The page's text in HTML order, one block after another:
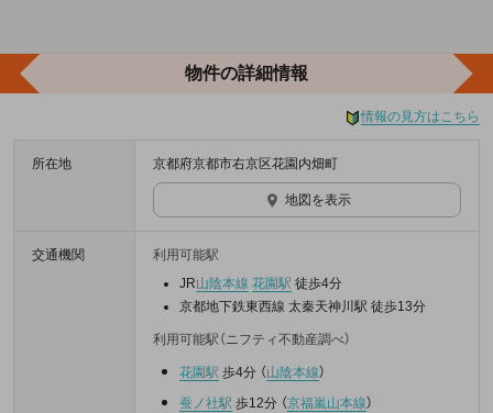
物件の詳細情報
情報の見方はこちら
所在地 京都府京都市右京区花園内畑町
地図を表示
交通機関
利用可能駅
JR山陰本線 花園駅 徒歩4分
京都地下鉄東西線 太秦天神川駅 徒歩13分
利用可能駅（ニフティ不動産調べ）
花園駅 歩4分 （山陰本線）
蚕ノ社駅 歩12分 （京福嵐山本線）